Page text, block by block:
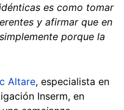
es como tomar
y afirmar que en
porque la
Altare, especialista en
Inserm, en